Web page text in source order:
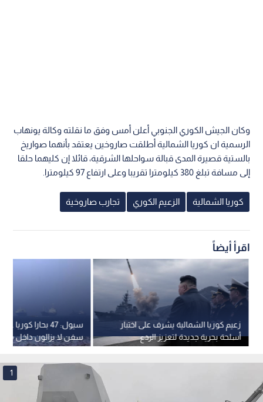
وكان الجيش الكوري الجنوبي أعلن أمس وفق ما نقلته وكالة يونهاب
الرسمية ان كوريا الشمالية أطلقت صاروخين يعتقد بأنهما صواريخ
بالستية قصيرة المدى قبالة سواحلها الشرقية، قائلا إن كليهما حلقا
إلى مسافة تبلغ 380 كيلومترا تقريبا وعلى ارتفاع 97 كيلومترا.
كوريا الشمالية الزعيم الكوري تجارب صاروخية
اقرأ أيضاً
سفن لا يزالون داخل
زعيم كوريا الشمالية يشرف على اختبار
أسلحة بحرية جديدة لتعزيز الردع
العسكري
1